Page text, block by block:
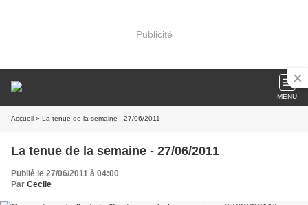
Publicité
MENU
Accueil » La tenue de la semaine - 27/06/2011
La tenue de la semaine - 27/06/2011
Publié le 27/06/2011 à 04:00
Par Cecile